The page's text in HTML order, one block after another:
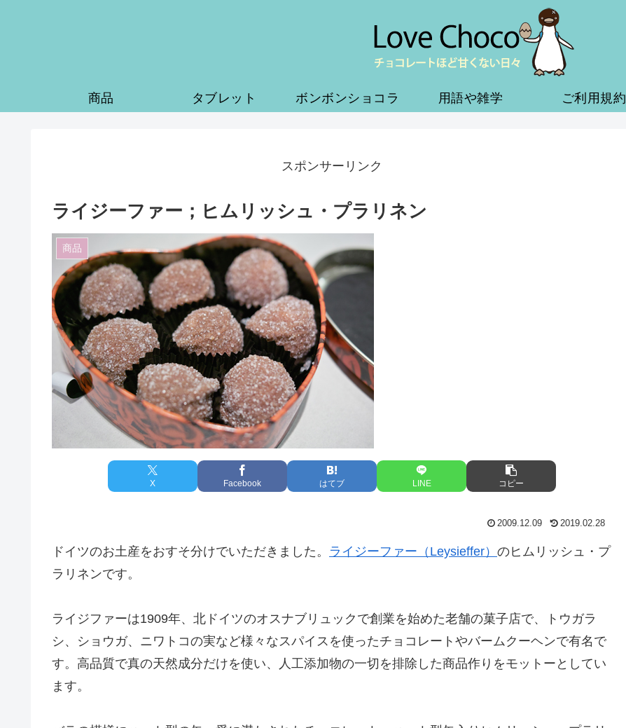
商品 タブレット ボンボンショコラ 用語や雑学 ご利用規約
スポンサーリンク
ライジーファー；ヒムリッシュ・プラリネン
商品
X Facebook はてブ LINE コピー
2009.12.09 2019.02.28
ドイツのお土産をおすそ分けでいただきました。 ライジーファー（Leysieffer） のヒムリッシュ・プ
ラリネンです。
ライジファーは1909年、北ドイツのオスナブリュックで創業を始めた老舗の菓子店で、トウガラ
シ、ショウガ、ニワトコの実など様々なスパイスを使ったチョコレートやバームクーヘンで有名で
す。高品質で真の天然成分だけを使い、人工添加物の一切を排除した商品作りをモットーとしてい
ます。